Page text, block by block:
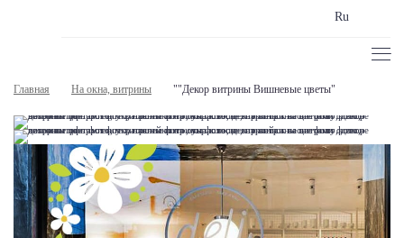
Ru
Главная На окна, витрины ""Декор витрины Вишневые цветы"